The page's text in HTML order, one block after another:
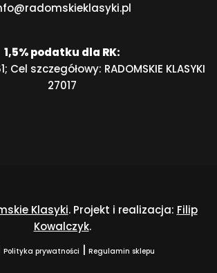
1,5% podatku dla RK:
Cel szczegółowy: RADOMSKIE KLASYKI
27017
Klasyki. Projekt i realizacja: Filip
Kowalczyk.
Polityka prywatności Regulamin sklepu